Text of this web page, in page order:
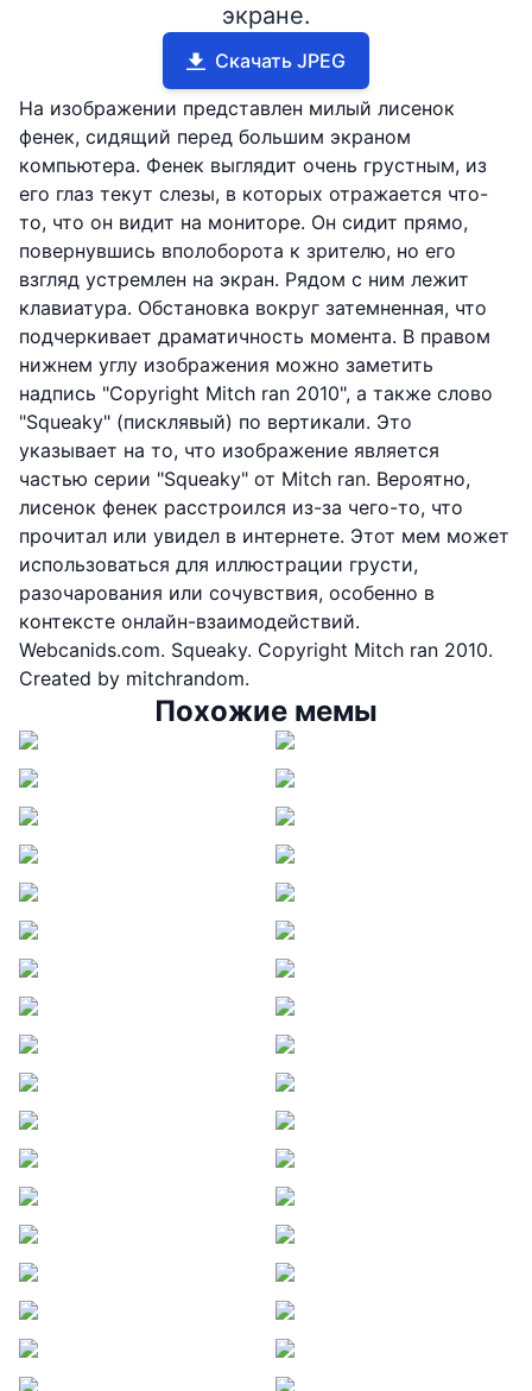
экране.
Скачать JPEG
На изображении представлен милый лисенок
фенек, сидящий перед большим экраном
компьютера. Фенек выглядит очень грустным, из
его глаз текут слезы, в которых отражается что-
то, что он видит на мониторе. Он сидит прямо,
повернувшись вполоборота к зрителю, но его
взгляд устремлен на экран. Рядом с ним лежит
клавиатура. Обстановка вокруг затемненная, что
подчеркивает драматичность момента. В правом
нижнем углу изображения можно заметить
надпись "Copyright Mitch ran 2010", а также слово
"Squeaky" (писклявый) по вертикали. Это
указывает на то, что изображение является
частью серии "Squeaky" от Mitch ran. Вероятно,
лисенок фенек расстроился из-за чего-то, что
прочитал или увидел в интернете. Этот мем может
использоваться для иллюстрации грусти,
разочарования или сочувствия, особенно в
контексте онлайн-взаимодействий.
Webcanids.com. Squeaky. Copyright Mitch ran 2010.
Created by mitchrandom.
Похожие мемы